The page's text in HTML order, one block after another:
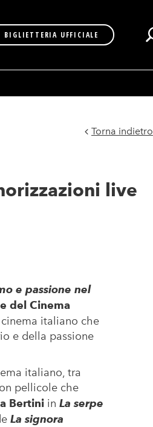
BIGLIETTERIA UFFICIALE
Torna indietro
live
e passione nel
del Cinema
italiano che
e della passione
italiano, tra
pellicole che
Bertiniin La serpe
La signora